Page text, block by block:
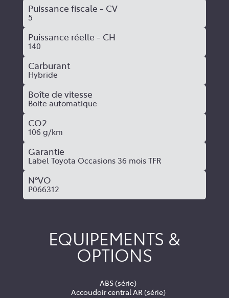
Puissance fiscale - CV
5
Puissance réelle - CH
140
Carburant
Hybride
Boîte de vitesse
Boite automatique
CO2
106 g/km
Garantie
Label Toyota Occasions 36 mois TFR
N°VO
P066312
EQUIPEMENTS &
OPTIONS
ABS (série)
Accoudoir central AR (série)